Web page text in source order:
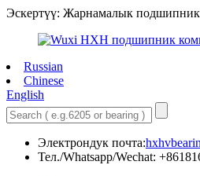
Эскертүү: Жарнамалык
Russian
Chinese
English
Электрондук почта:
Тел./Whatsapp/Wechat: